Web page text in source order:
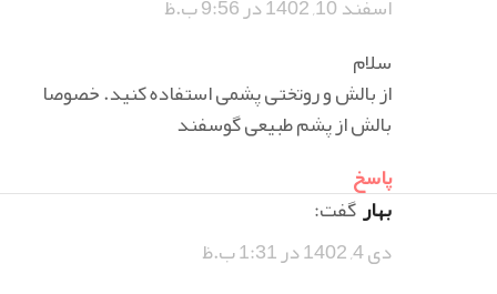
سلام
از بالش و روتختی پشمی استفاده کنید. خصوصا
بالش از پشم طبیعی گوسفند
پاسخ
بهارگفت:
دی 4, 1402 در 1:31 ب.ظ